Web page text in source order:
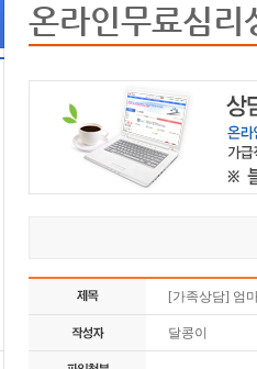
온라인무료심리
[가족상담] 엄
달콩이